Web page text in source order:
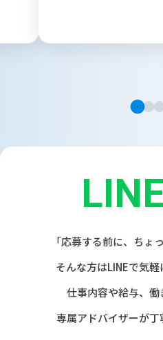
「応募する前に、ちょ
そんな方はLINEで気軽
仕事内容や給与、働
専属アドバイザーが丁